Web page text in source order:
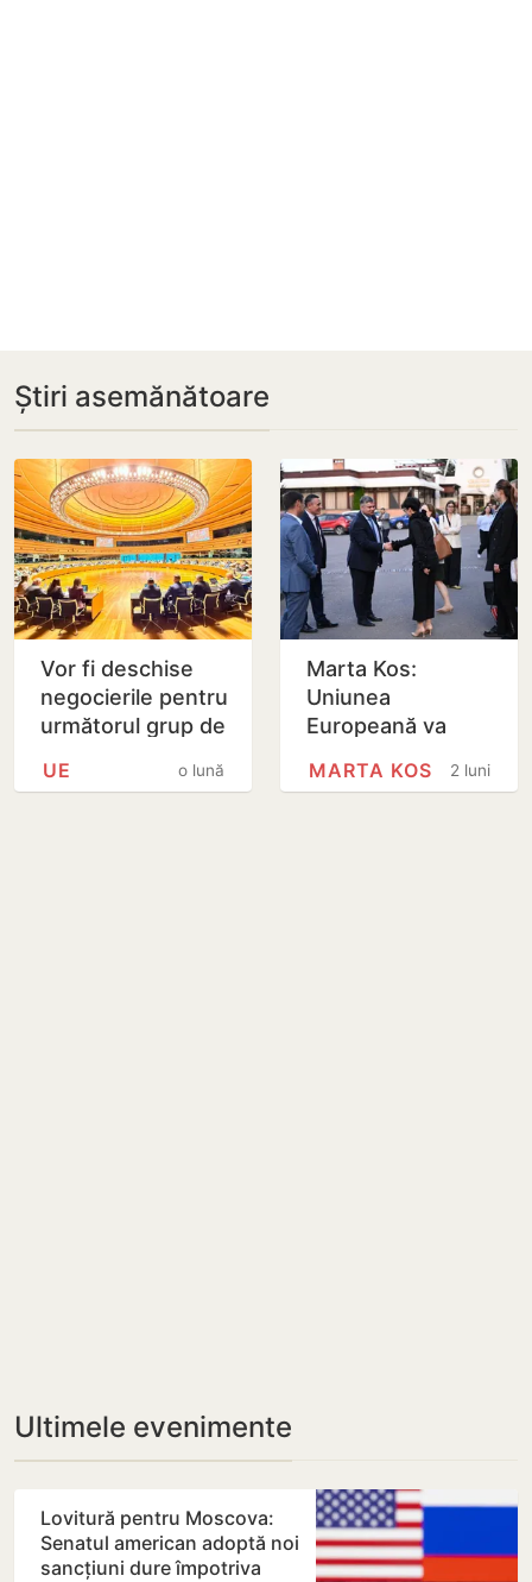
Știri asemănătoare
Vor fi deschise
negocierile pentru
următorul grup de
Clusterul 6 „Relații
o lună
UE
Marta Kos:
Uniunea
Europeană va
modernizarea a2 luni
MARTA KOS
Ultimele evenimente
Lovitură pentru Moscova:
Senatul american adoptă noi
sancțiuni dure împotriva